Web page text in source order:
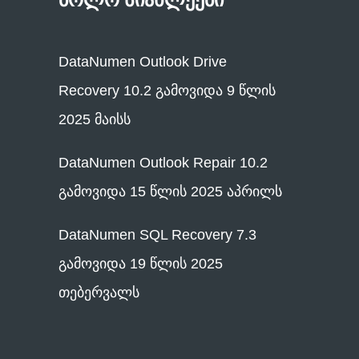
DataNumen Outlook Drive
Recovery 10.2 გამოვიდა 9 წლის
2025 მაისს
DataNumen Outlook Repair 10.2
გამოვიდა 15 წლის 2025 აპრილს
DataNumen SQL Recovery 7.3
გამოვიდა 19 წლის 2025
თებერვალს